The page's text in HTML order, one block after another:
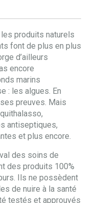
produits naturels
font de plus en plus
d’ailleurs
encore
marins
: les algues. En
preuves. Mais
antiseptiques,
et plus encore.
des soins de
des produits 100%
Ils ne possèdent
de nuire à la santé
testés et approuvés